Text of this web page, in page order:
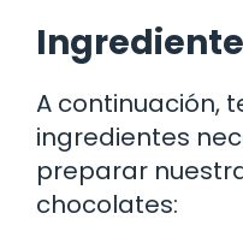
A continuación,
ingredientes
preparar
chocolates: